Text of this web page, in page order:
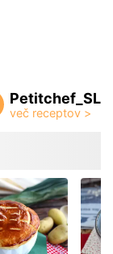
Petitchef_SL